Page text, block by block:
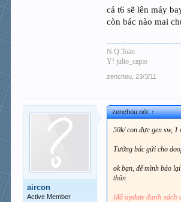
cá t6 sẽ lên máy
còn bác nào mai
N.Q.Toàn
Y! julio_capio
zenchou 23/3/11
aircon
Active Member
zenchou nói:↑
50k/ con đực gen sw,
Tưởng bác gửi cho
ok bạn, để mình báo
thân
(đã update danh sách